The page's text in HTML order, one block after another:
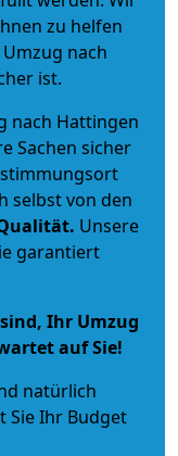
zu helfen
nach
ist.
nach Hattingen
Sachen sicher
selbst von den
. Unsere
garantiert
Ihr Umzug
auf Sie!
natürlich
Sie Ihr Budget